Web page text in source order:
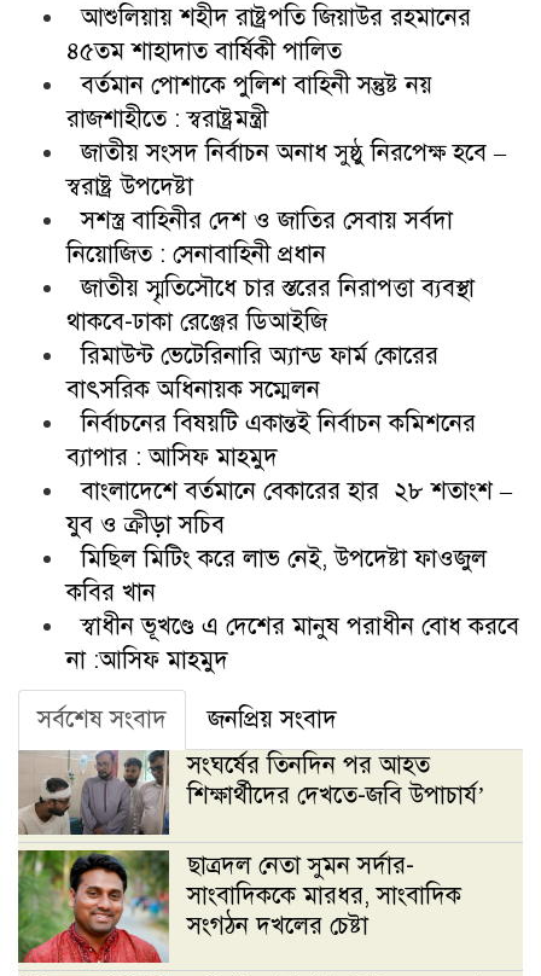
আশুলিয়ায় শহীদ রাষ্ট্রপতি জিয়াউর রহমানের
৪৫তম শাহাদাত বার্ষিকী পালিত
বর্তমান পোশাকে পুলিশ বাহিনী সন্তুষ্ট নয়
রাজশাহীতে : স্বরাষ্ট্রমন্ত্রী
জাতীয় সংসদ নির্বাচন অনাধ সুষ্ঠু নিরপেক্ষ হবে –
স্বরাষ্ট্র উপদেষ্টা
সশস্ত্র বাহিনীর দেশ ও জাতির সেবায় সর্বদা
নিয়োজিত : সেনাবাহিনী প্রধান
জাতীয় স্মৃতিসৌধে চার স্তরের নিরাপত্তা ব্যবস্থা
থাকবে-ঢাকা রেঞ্জের ডিআইজি
রিমাউন্ট ভেটেরিনারি অ্যান্ড ফার্ম কোরের
বাৎসরিক অধিনায়ক সম্মেলন
নির্বাচনের বিষয়টি একান্তই নির্বাচন কমিশনের
ব্যাপার : আসিফ মাহমুদ
বাংলাদেশে বর্তমানে বেকারের হার ২৮ শতাংশ –
যুব ও ক্রীড়া সচিব
মিছিল মিটিং করে লাভ নেই, উপদেষ্টা ফাওজুল
কবির খান
স্বাধীন ভূখণ্ডে এ দেশের মানুষ পরাধীন বোধ করবে
না :আসিফ মাহমুদ
সর্বশেষ সংবাদ
জনপ্রিয় সংবাদ
সংঘর্ষের তিনদিন পর আহত
শিক্ষার্থীদের দেখতে-জবি উপাচার্য’
ছাত্রদল নেতা সুমন সর্দার-
সাংবাদিককে মারধর, সাংবাদিক
সংগঠন দখলের চেষ্টা